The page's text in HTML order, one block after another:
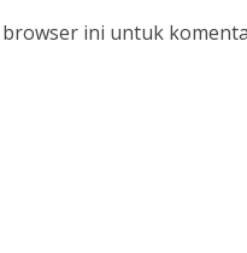
browser ini untuk